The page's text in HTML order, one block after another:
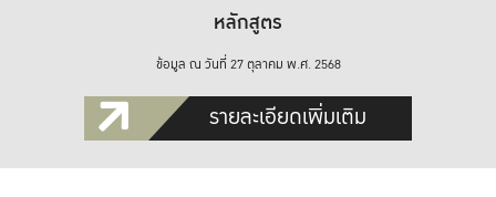
หลักสูตร
ข้อมูล ณ วันที่ 27 ตุลาคม พ.ศ. 2568
รายละเอียดเพิ่มเติม